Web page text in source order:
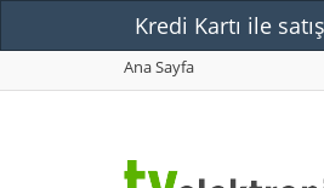
Ana Sayfa
Kredi Kartı ile